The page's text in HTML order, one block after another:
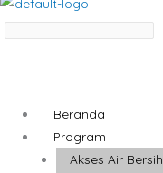
Beranda
Program
Akses Air Bersih